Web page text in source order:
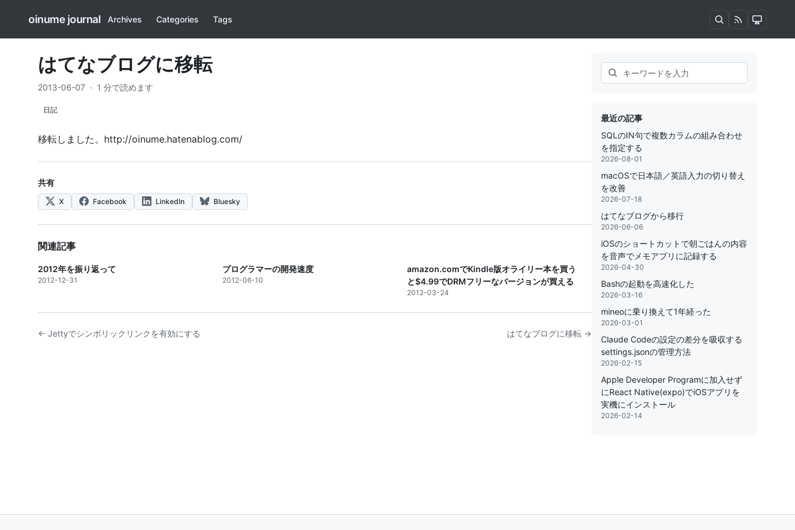
oinume journal Archives Categories Tags
はてなブログに移転
2013-06-07 · 1 分で読めます
日記
移転しました。 http://oinume.hatenablog.com/
共有
X Facebook LinkedIn Bluesky
関連記事
2012年を振り返って
2012-12-31
プログラマーの開発速度
2012-06-10
amazon.comでKindle版オライリー本を買う
と$4.99でDRMフリーなバージョンが買える
2012-03-24
← Jettyでシンボリックリンクを有効にする はてなブログに移転 →
Search
最近の記事
SQLのIN句で複数カラムの組み合わせ
を指定する
2026-08-01
macOSで日本語／英語入力の切り替え
を改善
2026-07-18
はてなブログから移行
2026-06-06
iOSのショートカットで朝ごはんの内容
を音声でメモアプリに記録する
2026-04-30
Bashの起動を高速化した
2026-03-16
mineoに乗り換えて1年経った
2026-03-01
Claude Codeの設定の差分を吸収する
settings.jsonの管理方法
2026-02-15
Apple Developer Programに加入せず
にReact Native(expo)でiOSアプリを
実機にインストール
2026-02-14